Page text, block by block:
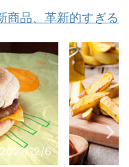
商品、革新的すぎる
2021/12/6